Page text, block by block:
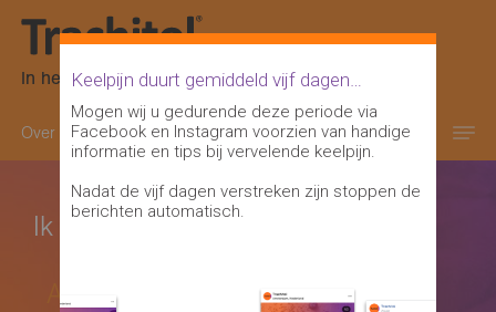
In het oranje-paarse doosje
Over keelpijn Keelontsteking informatie
Ik heb een vraag over
Alle onderwerpen
Keelpijn duurt gemiddeld vijf dagen…
Mogen wij u gedurende deze periode via
Facebook en Instagram voorzien van handige
informatie en tips bij vervelende keelpijn.
Nadat de vijf dagen verstreken zijn stoppen de
berichten automatisch.